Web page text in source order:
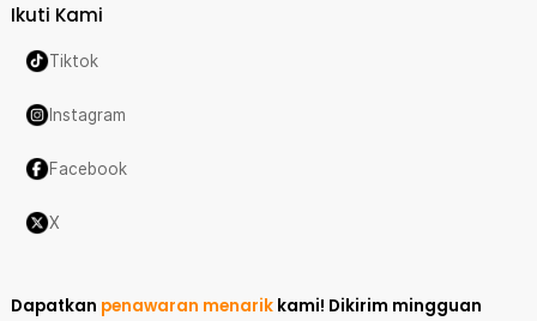
Ikuti Kami
Tiktok
Instagram
Facebook
X
Dapatkan penawaran menarik kami! Dikirim mingguan